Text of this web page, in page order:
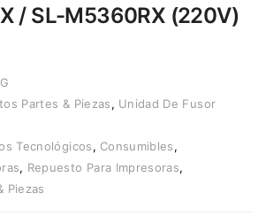
/ SL-M5360RX (220V)
Partes & Piezas, Unidad De Fusor
Tecnológicos, Consumibles,
, Repuesto Para Impresoras,
Piezas